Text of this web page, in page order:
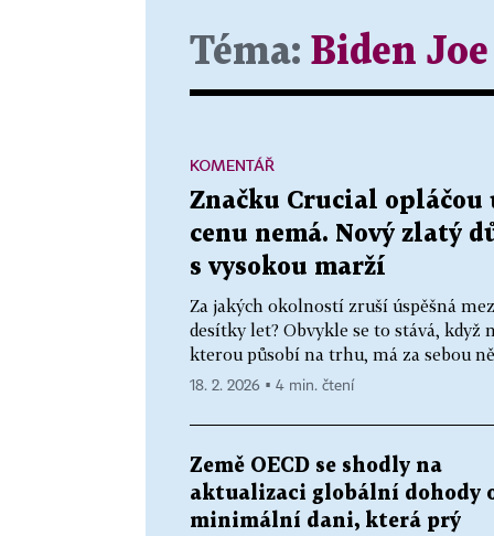
Téma: Biden Joe
Značku Crucial
cenu nemá. Nový zlatý
s vysokou marží
Za jakých okolností zruší úspěšná
desítky let? Obvykle se to stává, když
kterou působí na trhu, má za sebou
KOMENTÁŘ
18. 2. 2026 ▪ 4 min. čtení
Země OECD se shodly na
aktualizaci globální dohody
minimální dani, která prý